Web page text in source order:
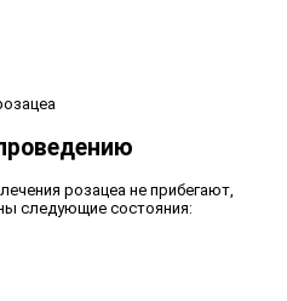
розацеа не прибегают,
следующие состояния: